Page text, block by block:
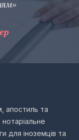
апостиль та
нотаріальне
для іноземців та